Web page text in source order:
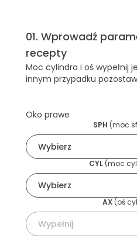
01. Wprowadź
recepty
Moc cylindra i oś wypełnij
innym przypadku
Oko prawe
SPH (moc
CYL(moc
AX (oś